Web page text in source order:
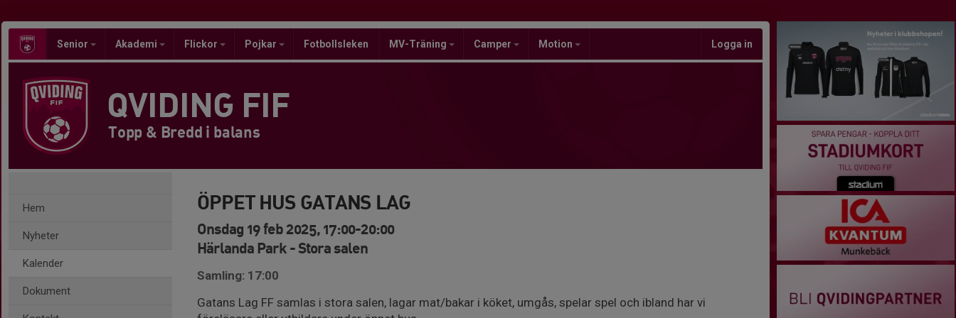
Senior Akademi Flickor Pojkar Fotbollsleken MV-Träning Camper Motion Logga in
QVIDING FIF
Topp & Bredd i balans
Hem
Nyheter
Kalender
Dokument
ÖPPET HUS GATANS LAG
Onsdag 19 feb 2025, 17:00-20:00
Härlanda Park - Stora salen
Samling: 17:00
Gatans Lag FF samlas i stora salen, lagar mat/bakar i köket, umgås, spelar spel och ibland har vi